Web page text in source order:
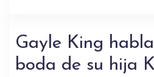
Gayle King
boda de su hija